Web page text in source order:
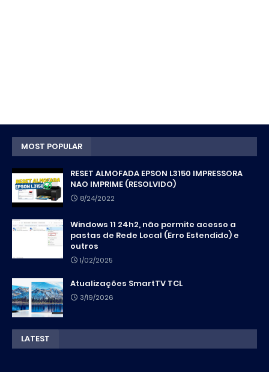
MOST POPULAR
RESET ALMOFADA EPSON L3150 IMPRESSORA
NAO IMPRIME (RESOLVIDO)
8/24/2022
Windows 11 24h2, não permite acesso a
pastas de Rede Local (Erro Estendido) e
outros
1/02/2025
Atualizações SmartTV TCL
3/19/2026
LATEST